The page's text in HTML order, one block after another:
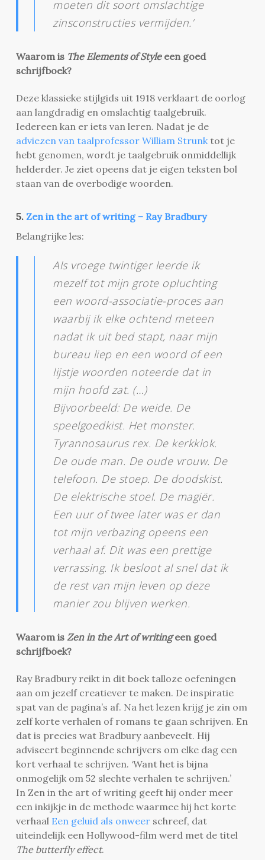
moeten dit soort omslachtige
zinsconstructies vermijden.’
Waarom is The Elements of Styleeen goed
schrijfboek?
Deze klassieke stijlgids uit 1918 verklaart de oorlog
aan langdradig en omslachtig taalgebruik.
Iedereen kan er iets van leren. Nadat je de
adviezen van taalprofessor William Strunktot je
hebt genomen, wordt je taalgebruik onmiddellijk
helderder. Je ziet opeens dat je eigen teksten bol
staan van de overbodige woorden.
5. Zen in the art of writing – Ray Bradbury
Belangrijke les:
Als vroege twintiger leerde ik
mezelf tot mijn grote opluchting
een woord-associatie-proces aan
waarbij ik elke ochtend meteen
nadat ik uit bed stapt, naar mijn
bureau liep en een woord of een
lijstje woorden noteerde dat in
mijn hoofd zat. (…)
Bijvoorbeeld: De weide. De
speelgoedkist. Het monster.
Tyrannosaurus rex. De kerkklok.
De oude man. De oude vrouw. De
telefoon. De stoep. De doodskist.
De elektrische stoel. De magiër.
Een uur of twee later was er dan
tot mijn verbazing opeens een
verhaal af. Dit was een prettige
verrassing. Ik besloot al snel dat ik
de rest van mijn leven op deze
manier zou blijven werken.
Waarom is Zen in the Art of writingeen goed
schrijfboek?
Ray Bradbury reikt in dit boek talloze oefeningen
aan om jezelf creatiever te maken. De inspiratie
spat van de pagina’s af. Na het lezen krijg je zin om
zelf korte verhalen of romans te gaan schrijven. En
dat is precies wat Bradbury aanbeveelt. Hij
adviseert beginnende schrijvers om elke dag een
kort verhaal te schrijven. ‘Want het is bijna
onmogelijk om 52 slechte verhalen te schrijven.’
In Zen in the art of writing geeft hij onder meer
een inkijkje in de methode waarmee hij het korte
verhaal Een geluid als onweerschreef, dat
uiteindelijk een Hollywood-film werd met de titel
The butterfly effect.